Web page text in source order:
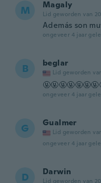
M Magaly
Lid geworden van
Además son
ongeveer 4 jaar
B beglar
Lid geworden
ongeveer 4 jaar
G Gualmer
Lid geworden
ongeveer 4 jaar
D Darwin
Lid geworden van